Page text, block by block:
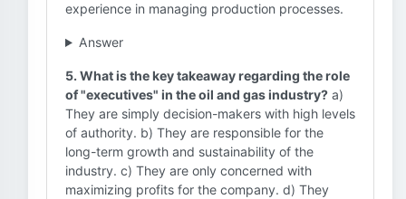
experience in managing production processes.
Answer
5. What is the key takeaway regarding the role
of "executives" in the oil and gas industry? a)
They are simply decision-makers with high levels
of authority. b) They are responsible for the
long-term growth and sustainability of the
industry. c) They are only concerned with
maximizing profits for the company. d) They